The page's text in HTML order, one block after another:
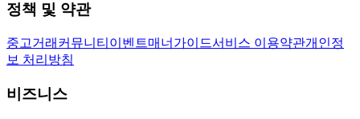
정책 및 약관
중고거래 커뮤니티 이벤트매너가이드서비스 이용약관개인정
보 처리방침
비즈니스